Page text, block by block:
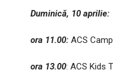
Duminică, 10 aprilie:
ora 11.00: ACS
ora 13.00: ACS Kids